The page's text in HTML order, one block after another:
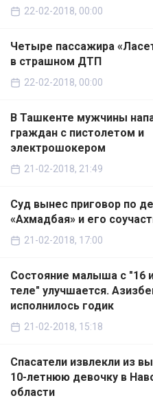
22-02-2018, 00:00
Четыре пассажира
в страшном ДТП
22-02-2018, 00:00
В Ташкенте мужчины
граждан с пистолетом и
электрошокером
21-02-2018, 21:49
Суд вынес приговор по
«Ахмадбая» и его
21-02-2018, 17:00
Состояние малыша с "16
теле" улучшается.
исполнилось годик
21-02-2018, 15:18
Спасатели извлекли из
10-летнюю девочку в
области